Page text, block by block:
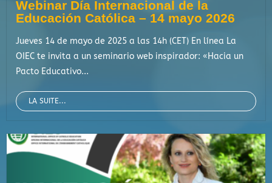
Webinar Día Internacional de la
Educación Católica – 14 mayo 2026
Jueves 14 de mayo de 2025 a las 14h (CET) En línea La
OIEC te invita a un seminario web inspirador: «Hacia un
Pacto Educativo...
LA SUITE...